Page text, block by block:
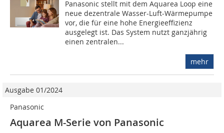
Panasonic stellt mit dem Aquarea Loop eine
neue dezentrale Wasser-Luft-Wärmepumpe
vor, die für eine hohe Energieeffizienz
ausgelegt ist. Das System nutzt ganzjährig
einen zentralen...
mehr
Ausgabe 01/2024
Panasonic
Aquarea M-Serie von Panasonic